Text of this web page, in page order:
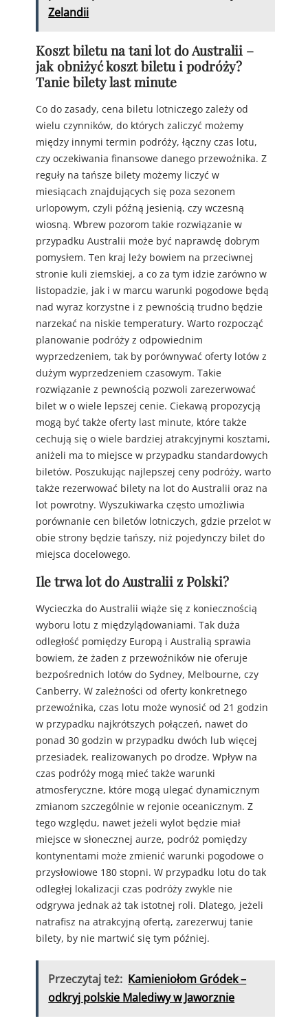
Zelandii
Koszt biletu na tani lot do Australii –
jak obniżyć koszt biletu i podróży?
Tanie bilety last minute
Co do zasady, cena biletu lotniczego zależy od
wielu czynników, do których zaliczyć możemy
między innymi termin podróży, łączny czas lotu,
czy oczekiwania finansowe danego przewoźnika. Z
reguły na tańsze bilety możemy liczyć w
miesiącach znajdujących się poza sezonem
urlopowym, czyli późną jesienią, czy wczesną
wiosną. Wbrew pozorom takie rozwiązanie w
przypadku Australii może być naprawdę dobrym
pomysłem. Ten kraj leży bowiem na przeciwnej
stronie kuli ziemskiej, a co za tym idzie zarówno w
listopadzie, jak i w marcu warunki pogodowe będą
nad wyraz korzystne i z pewnością trudno będzie
narzekać na niskie temperatury. Warto rozpocząć
planowanie podróży z odpowiednim
wyprzedzeniem, tak by porównywać oferty lotów z
dużym wyprzedzeniem czasowym. Takie
rozwiązanie z pewnością pozwoli zarezerwować
bilet w o wiele lepszej cenie. Ciekawą propozycją
mogą być także oferty last minute, które także
cechują się o wiele bardziej atrakcyjnymi kosztami,
aniżeli ma to miejsce w przypadku standardowych
biletów. Poszukując najlepszej ceny podróży, warto
także rezerwować bilety na lot do Australii oraz na
lot powrotny. Wyszukiwarka często umożliwia
porównanie cen biletów lotniczych, gdzie przelot w
obie strony będzie tańszy, niż pojedynczy bilet do
miejsca docelowego.
Ile trwa lot do Australii z Polski?
Wycieczka do Australii wiąże się z koniecznością
wyboru lotu z międzylądowaniami. Tak duża
odległość pomiędzy Europą i Australią sprawia
bowiem, że żaden z przewoźników nie oferuje
bezpośrednich lotów do Sydney, Melbourne, czy
Canberry. W zależności od oferty konkretnego
przewoźnika, czas lotu może wynosić od 21 godzin
w przypadku najkrótszych połączeń, nawet do
ponad 30 godzin w przypadku dwóch lub więcej
przesiadek, realizowanych po drodze. Wpływ na
czas podróży mogą mieć także warunki
atmosferyczne, które mogą ulegać dynamicznym
zmianom szczególnie w rejonie oceanicznym. Z
tego względu, nawet jeżeli wylot będzie miał
miejsce w słonecznej aurze, podróż pomiędzy
kontynentami może zmienić warunki pogodowe o
przysłowiowe 180 stopni. W przypadku lotu do tak
odległej lokalizacji czas podróży zwykle nie
odgrywa jednak aż tak istotnej roli. Dlatego, jeżeli
natrafisz na atrakcyjną ofertą, zarezerwuj tanie
bilety, by nie martwić się tym później.
Przeczytaj też: Kamieniołom Gródek –
odkryj polskie Malediwy w Jaworznie